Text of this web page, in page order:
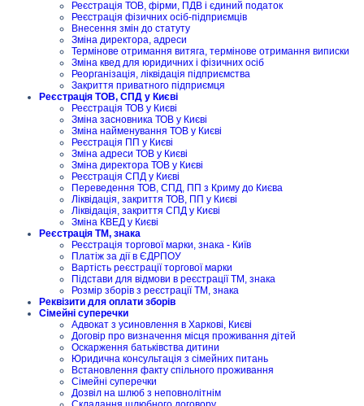
Реєстрація ТОВ, фірми, ПДВ і єдиний податок
Реєстрація фізичних осіб-підприємців
Внесення змін до статуту
Зміна директора, адреси
Термінове отримання витяга, термінове отримання виписки
Зміна квед для юридичних і фізичних осіб
Реорганізація, ліквідація підприємства
Закриття приватного підприємця
Реєстрація ТОВ, СПД у Києві
Реєстрація ТОВ у Києві
Зміна засновника ТОВ у Києві
Зміна найменування ТОВ у Києві
Реєстрація ПП у Києві
Зміна адреси ТОВ у Києві
Зміна директора ТОВ у Києві
Реєстрація СПД у Києві
Переведення ТОВ, СПД, ПП з Криму до Києва
Ліквідація, закриття ТОВ, ПП у Києві
Ліквідація, закриття СПД у Києві
Зміна КВЕД у Києві
Реєстрація ТМ, знака
Реєстрація торгової марки, знака - Київ
Платіж за дії в ЄДРПОУ
Вартість реєстрації торгової марки
Підстави для відмови в реєстрації ТМ, знака
Розмір зборів з реєстрації ТМ, знака
Реквізити для оплати зборів
Сімейні суперечки
Адвокат з усиновлення в Харкові, Києві
Договір про визначення місця проживання дітей
Оскарження батьківства дитини
Юридична консультація з сімейних питань
Встановлення факту спільного проживання
Сімейні суперечки
Дозвіл на шлюб з неповнолітнім